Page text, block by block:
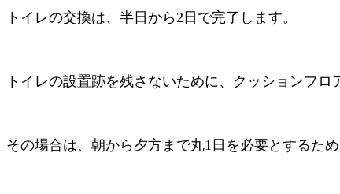
トイレの交換は、半日から2 日で完了します。
トイレの設置跡を残さないために、クッションフ
その場合は、朝から夕方まで丸1 日を必要とするた